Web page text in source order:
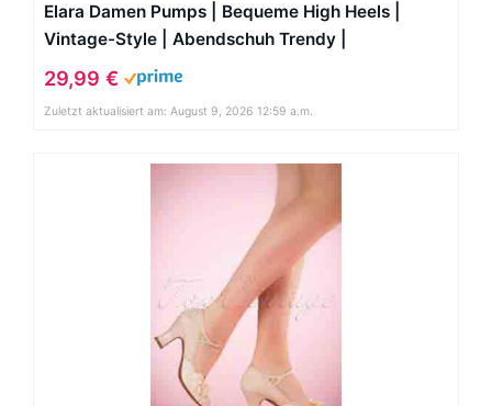
Elara Damen Pumps | Bequeme High Heels |
Vintage-Style | Abendschuh Trendy |
Chunkyrayan | E22360 Black-37
29,99 €
Zuletzt aktualisiert am: August 9, 2026 12:59 a.m.